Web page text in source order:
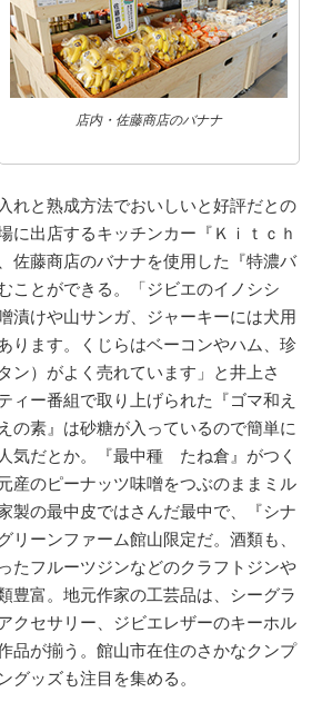
店内・佐藤商店のバナナ
れと熟成方法でおいしいと好評だとの
に出店するキッチンカー『Ｋｉｔｃｈ
佐藤商店のバナナを使用した『特濃バ
ことができる。「ジビエのイノシシ
漬けや山サンガ、ジャーキーには犬用
ります。くじらはベーコンやハム、珍
ン）がよく売れています」と井上さ
ィー番組で取り上げられた『ゴマ和え
の素』は砂糖が入っているので簡単に
気だとか。『最中種 たね倉』がつく
産のピーナッツ味噌をつぶのままミル
製の最中皮ではさんだ最中で、『シナ
リーンファーム館山限定だ。酒類も、
たフルーツジンなどのクラフトジンや
豊富。地元作家の工芸品は、シーグラ
クセサリー、ジビエレザーのキーホル
品が揃う。館山市在住のさかなクンプ
グッズも注目を集める。